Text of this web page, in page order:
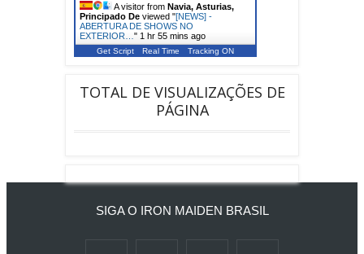
A visitor from Navia, Asturias,
Principado De viewed "[NEWS] -
ABERTURA DE SHOWS NO
EXTERIOR… " 1 hr 55 mins ago
Get Script Real Time Tracking ON
TOTAL DE VISUALIZAÇÕES DE
PÁGINA
SIGA O IRON MAIDEN BRASIL